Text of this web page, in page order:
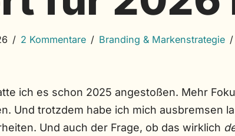
2 Kommentare Branding & Markenstrategie
ich es schon 2025 angestoßen. Mehr
Und trotzdem habe ich mich ausbremsen
Und auch der Frage, ob das wirklich